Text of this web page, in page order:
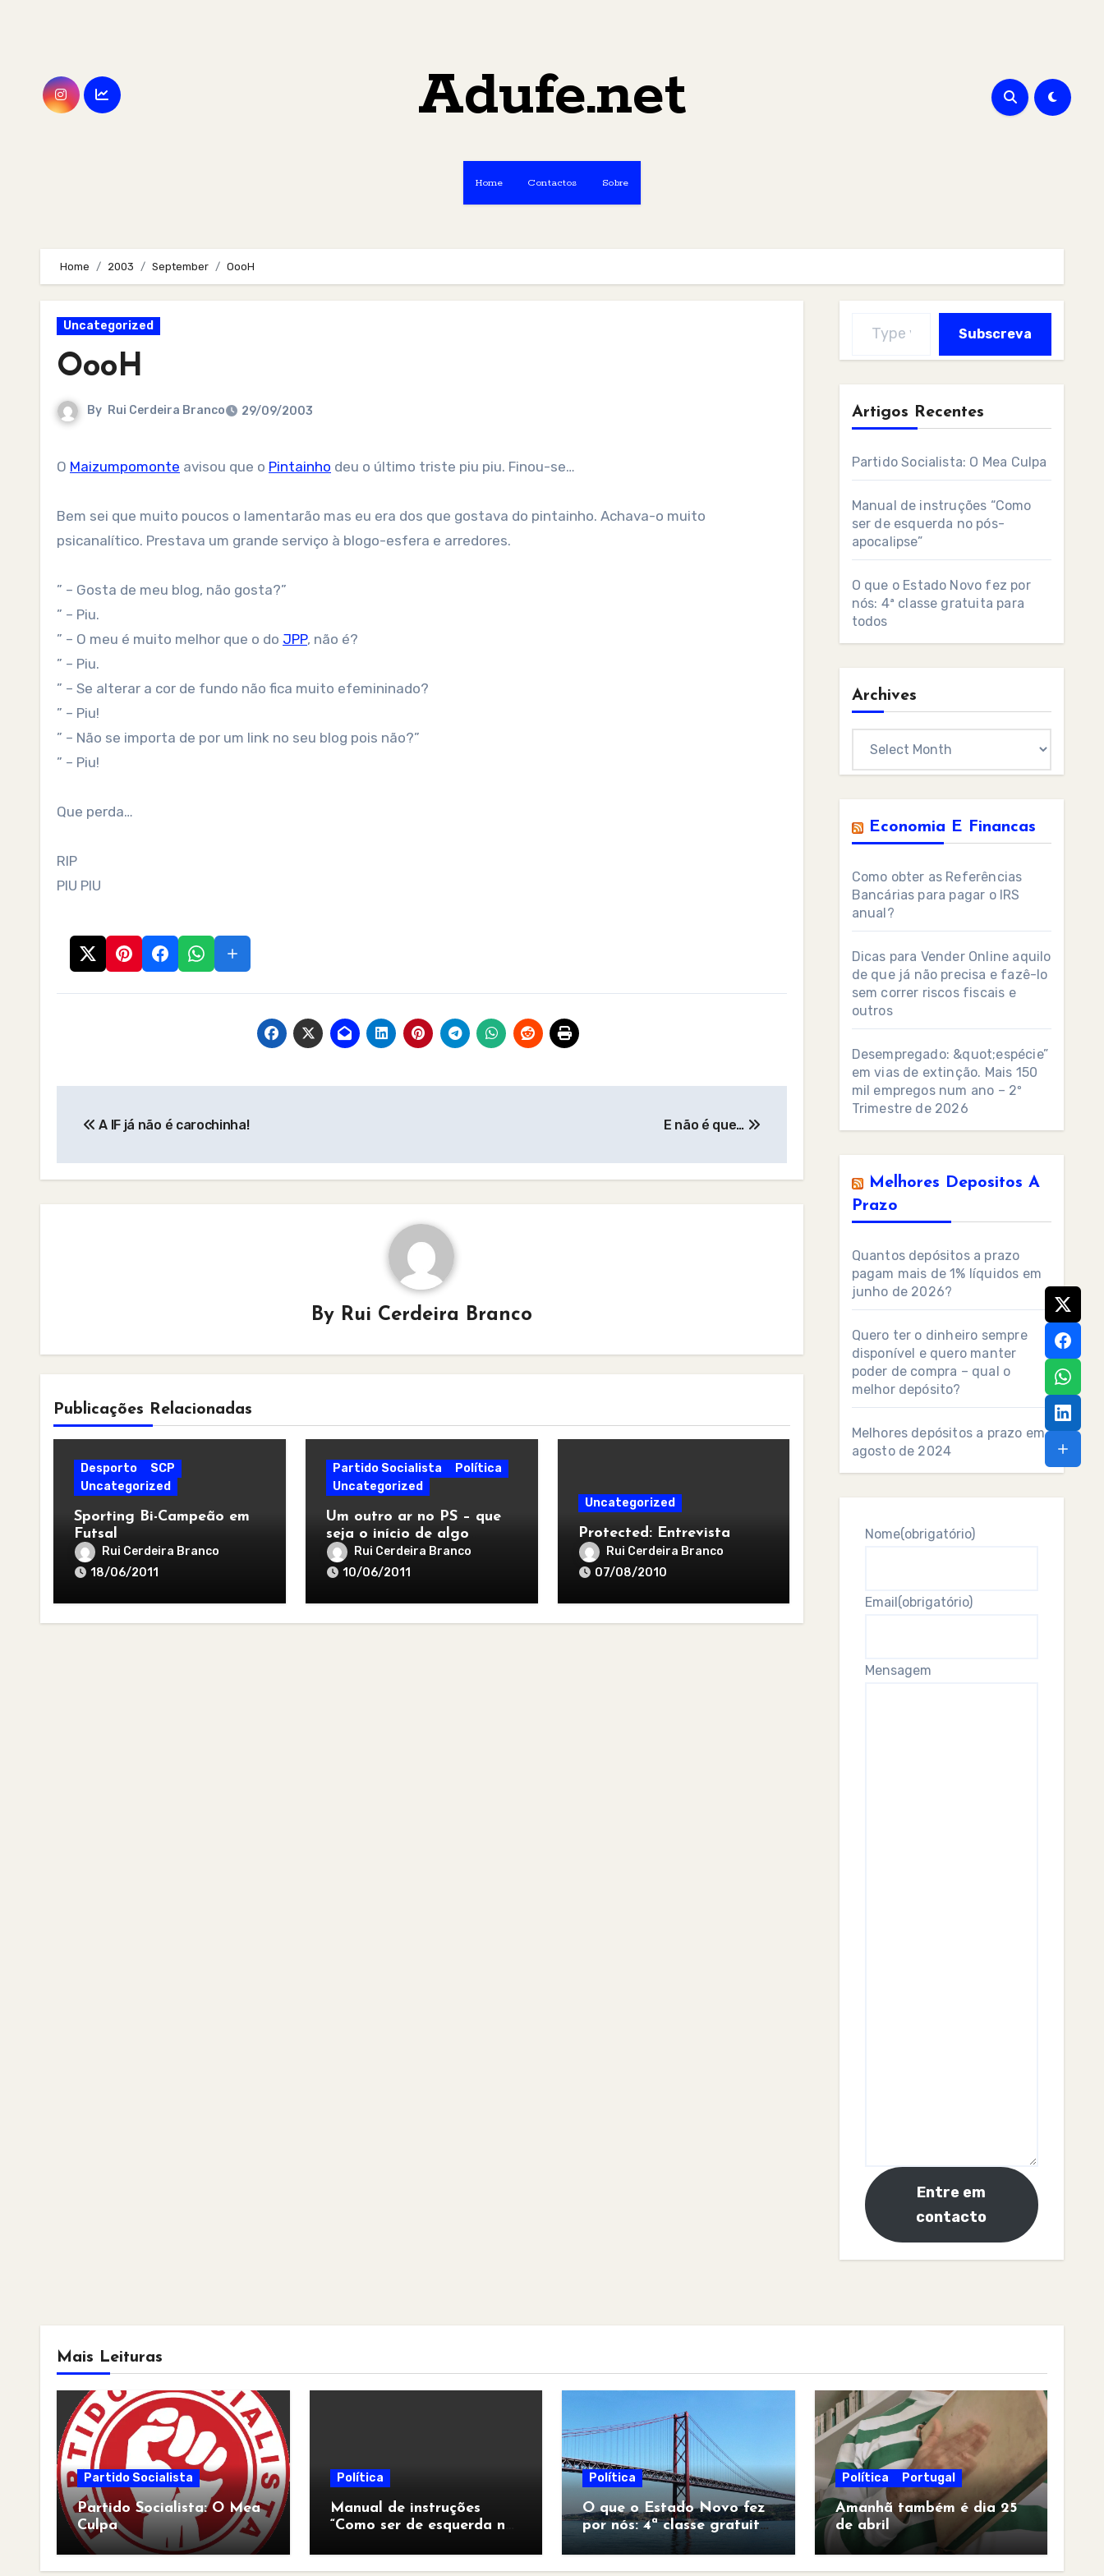
Adufe.net
Home Contactos Sobre
Home 2003 September OooH
Uncategorized
OooH
By Rui Cerdeira Branco 29/09/2003
Maizumpomonte avisou que o Pintainho deu o último triste piu piu. Finou-se…
Bem sei que muito poucos o lamentarão mas eu era dos que gostava do pintainho. Achava-o muito
psicanalítico. Prestava um grande serviço à blogo-esfera e arredores.
” – Gosta de meu blog, não gosta?”
” – Piu.
” – O meu é muito melhor que o do JPP, não é?
” – Piu.
” – Se alterar a cor de fundo não fica muito efemininado?
” – Piu!
” – Não se importa de por um link no seu blog pois não?”
” – Piu!
Que perda…
RIP
PIU PIU
navigation
A IF já não é carochinha! E não é que…
By Rui Cerdeira Branco
Publicações Relacionadas
Desporto
SCP
Uncategorized
Sporting Bi-Campeão em
Futsal
Rui Cerdeira Branco
18/06/2011
Partido Socialista
Política
Uncategorized
Um outro ar no PS – que
seja o início de algo
melhorRui Cerdeira Branco
10/06/2011
Uncategorized
Protected: Entrevista
Rui Cerdeira Branco
07/08/2010
Subscreva
Artigos Recentes
Partido Socialista: O Mea Culpa
Manual de instruções “Como
ser de esquerda no pós-
apocalipse”
O que o Estado Novo fez por
nós: 4ª classe gratuita para
todos
Archives
Economia E Financas
Como obter as Referências
Bancárias para pagar o IRS
anual?
Dicas para Vender Online aquilo
de que já não precisa e fazê-lo
sem correr riscos fiscais e
outros
Desempregado: &quot;espécie”
em vias de extinção. Mais 150
mil empregos num ano – 2º
Trimestre de 2026
Melhores Depositos A
Prazo
Quantos depósitos a prazo
pagam mais de 1% líquidos em
junho de 2026?
Quero ter o dinheiro sempre
disponível e quero manter
poder de compra – qual o
melhor depósito?
Melhores depósitos a prazo em
agosto de 2024
Nome(obrigatório)
Email(obrigatório)
Mensagem
Entre em
contacto
Mais Leituras
Partido Socialista
Partido Socialista: O Mea
Culpa
Política
Manual de instruções
“Como ser de esquerda no
Política
O que o Estado Novo fez
por nós: 4ª classe gratuita
para todos
Política Portugal
Amanhã também é dia 25
de abril